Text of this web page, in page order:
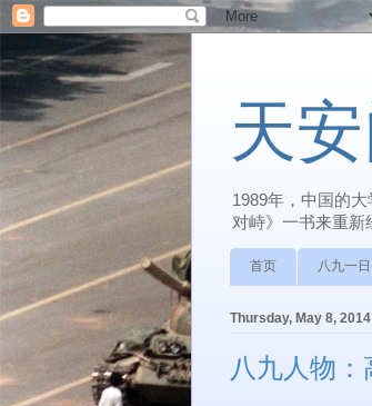
天
1989年，中国的
对峙》一书来重新
首页 八九一日
Thursday, May 8, 2014
八九人物：